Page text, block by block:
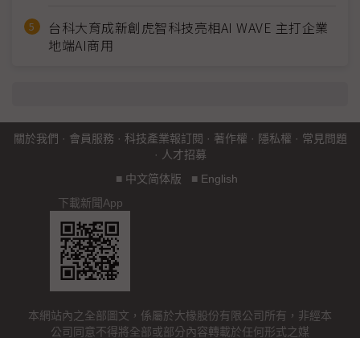
台科大育成新創虎智科技亮相AI WAVE 主打企業
地端AI商用
關於我們 · 會員服務 · 科技產業報訂閱 · 著作權 · 隱私權 · 常見問題
· 人才招募
■ 中文简体版 ■ English
下載新聞App
本網站內之全部圖文，係屬於大椽股份有限公司所有，非經本
公司同意不得將全部或部分內容轉載於任何形式之媒